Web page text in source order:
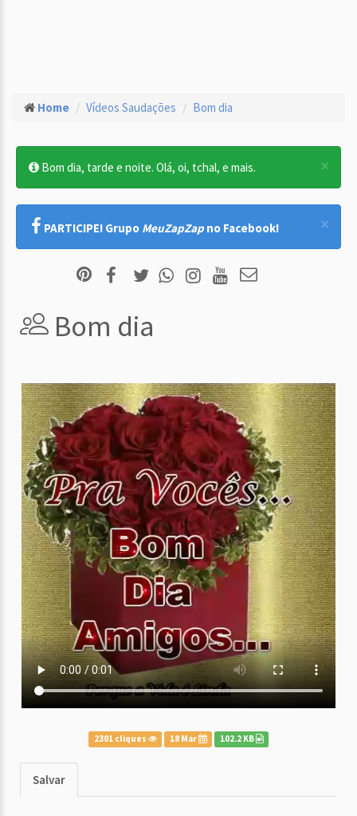
Home Vídeos Saudações Bom dia
×
Bom dia, tarde e noite. Olá, oi, tchal, e mais.
×
PARTICIPE! Grupo MeuZapZap no Facebook!
Bom dia
2301 cliques 18 Mar 102.2 KB
Salvar